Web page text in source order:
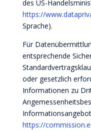
des US-
https://
Sprache).
Für
entsprechende
oder gesetzlich
Informationen zu
https://